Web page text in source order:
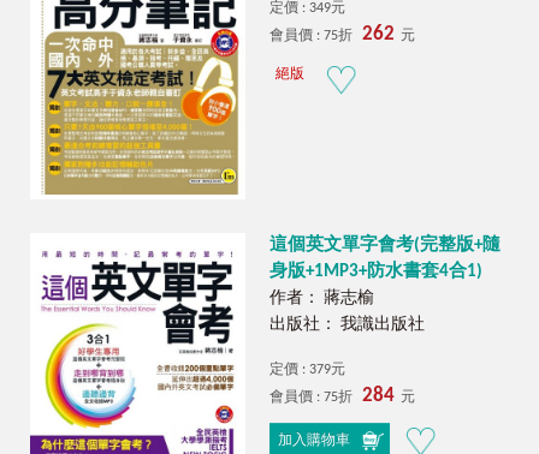
定價 : 349元
會員價 : 75折
262 元
絕版
這個英文單字會考(完整版+隨
身版+1MP3+防水書套4合1)
作者： 蔣志榆
出版社： 我識出版社
定價 : 379元
會員價 : 75折
284 元
加入購物車